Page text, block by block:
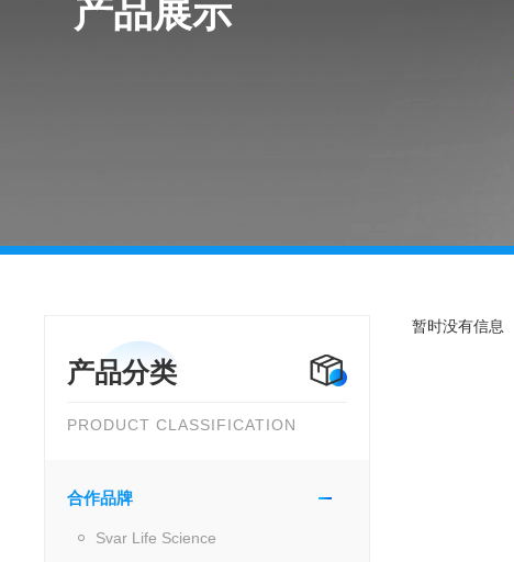
产品展示
产品分类
PRODUCT CLASSIFICATION
合作品牌
Svar Life Science
暂时没有信息